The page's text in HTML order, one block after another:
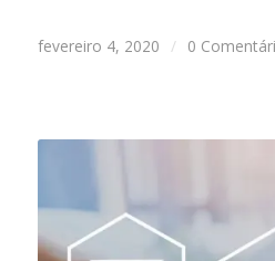
fevereiro 4, 2020 / 0